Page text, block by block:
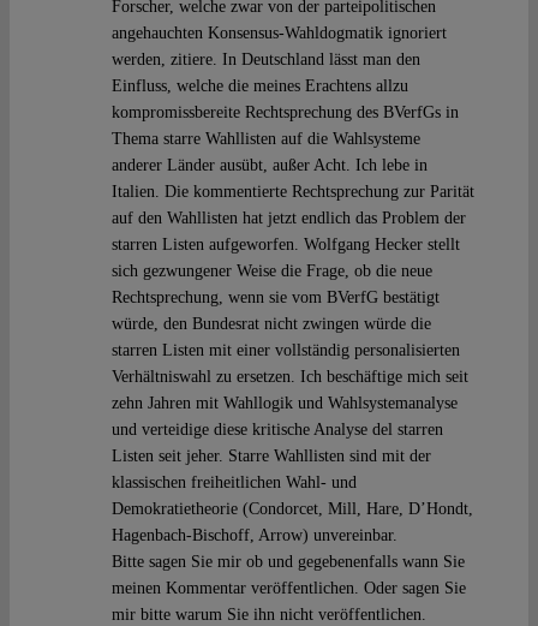
Forscher, welche zwar von der parteipolitischen
angehauchten Konsensus-Wahldogmatik ignoriert
werden, zitiere. In Deutschland lässt man den
Einfluss, welche die meines Erachtens allzu
kompromissbereite Rechtsprechung des BVerfGs in
Thema starre Wahllisten auf die Wahlsysteme
anderer Länder ausübt, außer Acht. Ich lebe in
Italien. Die kommentierte Rechtsprechung zur Parität
auf den Wahllisten hat jetzt endlich das Problem der
starren Listen aufgeworfen. Wolfgang Hecker stellt
sich gezwungener Weise die Frage, ob die neue
Rechtsprechung, wenn sie vom BVerfG bestätigt
würde, den Bundesrat nicht zwingen würde die
starren Listen mit einer vollständig personalisierten
Verhältniswahl zu ersetzen. Ich beschäftige mich seit
zehn Jahren mit Wahllogik und Wahlsystemanalyse
und verteidige diese kritische Analyse del starren
Listen seit jeher. Starre Wahllisten sind mit der
klassischen freiheitlichen Wahl- und
Demokratietheorie (Condorcet, Mill, Hare, D’Hondt,
Hagenbach-Bischoff, Arrow) unvereinbar.
Bitte sagen Sie mir ob und gegebenenfalls wann Sie
meinen Kommentar veröffentlichen. Oder sagen Sie
mir bitte warum Sie ihn nicht veröffentlichen.